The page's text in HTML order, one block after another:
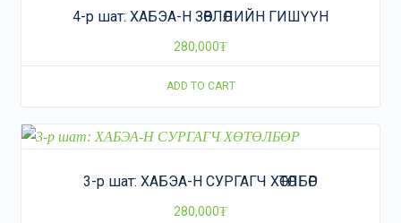
4-р шат: ХАБЭА-Н ЗӨВЛӨЛИЙН ГИШҮҮН
280,000₮
ADD TO CART
3-р шат: ХАБЭА-Н СУРГАГЧ ХӨТӨЛБӨР
280,000₮